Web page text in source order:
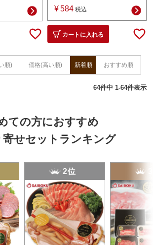
¥584 税込
カートに入れる
順) 価格(高い順) 新着順 おすすめ順
64件中 1-64件表示
ての方におすすめ
寄せセットランキング
2位